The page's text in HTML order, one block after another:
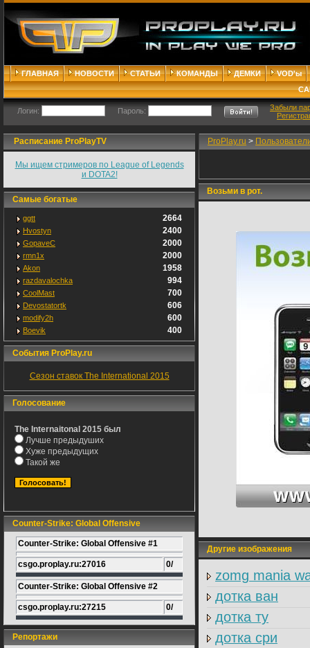
ГЛАВНАЯ НОВОСТИ СТАТЬИ КОМАНДЫ ДЕМКИ
VOD'ы
Логин: Пароль:
Забыли
Расписание ProPlayTV
Мы ищем стримеров по League of Legends
и DOTA2!
Самые богатые
ggtt 2664
Hvostyn 2400
GopaveC 2000
rmn1x 2000
Akon 1958
razdavalochka 994
CoolMast 700
Devostatortk 606
modify2h 600
Boevik 400
События ProPlay.ru
Сезон ставок The International 2015
Голосование
The Internaitonal 2015 был
Лучше предыдуших
Хуже предыдущих
Такой же
Counter-Strike: Global Offensive
Counter-Strike: Global Offensive #1
csgo.proplay.ru:27016 0/
Counter-Strike: Global Offensive #2
csgo.proplay.ru:27215 0/
Репортажи
ProPlay.ru >
Возьми в рот.
Другие изображения
zomg mania
дотка ван
дотка ту
дотка сри